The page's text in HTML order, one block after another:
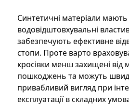
Синтетичні матеріали мають
водовідштовхувальні
забезпечують ефективне
стопи. Проте варто
кросівки менш захищені від
пошкоджень та можуть
привабливий вигляд при
експлуатації в складних